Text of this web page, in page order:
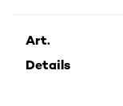
Art.
Details